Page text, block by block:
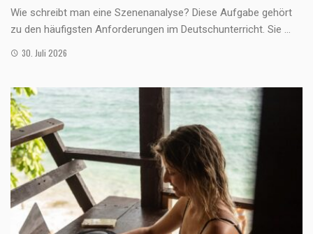
Wie schreibt man eine Szenenanalyse? Diese Aufgabe gehört
zu den häufigsten Anforderungen im Deutschunterricht. Sie ...
30. Juli 2026